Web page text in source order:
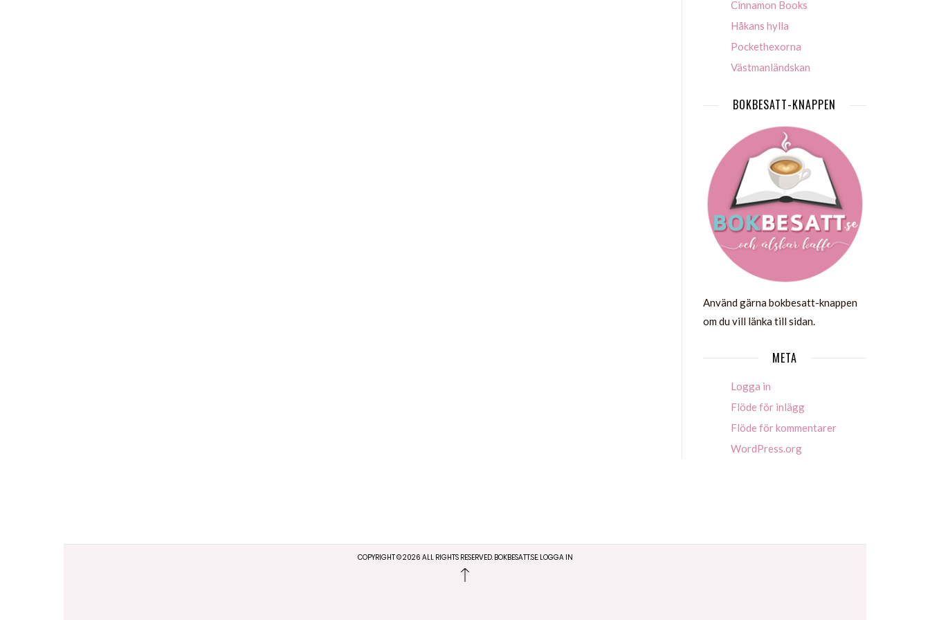
Cinnamon Books
Håkans hylla
Pockethexorna
Västmanländskan
BOKBESATT-KNAPPEN
Använd gärna bokbesatt-knappen
om du vill länka till sidan.
META
Logga in
Flöde för inlägg
Flöde för kommentarer
WordPress.org
COPYRIGHT ©2026 ALL RIGHTS RESERVED. BOKBESATT.SE. LOGGA IN